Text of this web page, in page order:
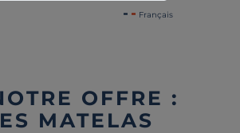
Français
OFFRE :
MATELAS